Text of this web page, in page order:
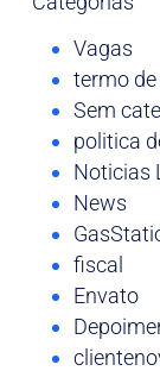
Vagas
termo
Sem
politica
Noticias
News
fiscal
Envato